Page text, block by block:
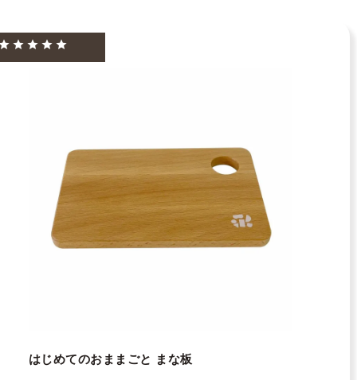
はじめてのおままごと まな板